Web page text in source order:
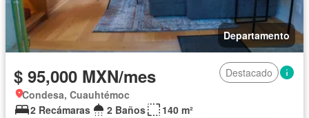
Departamento
$ 95,000 MXN/mes
Destacado
Condesa, Cuauhtémoc
2 Recámaras
2 Baños
140 m²